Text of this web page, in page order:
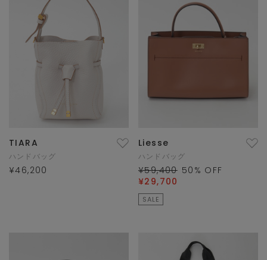
TIARA
ハンドバッグ
¥46,200
Liesse
ハンドバッグ
¥59,400 50 % OFF
¥29,700
SALE